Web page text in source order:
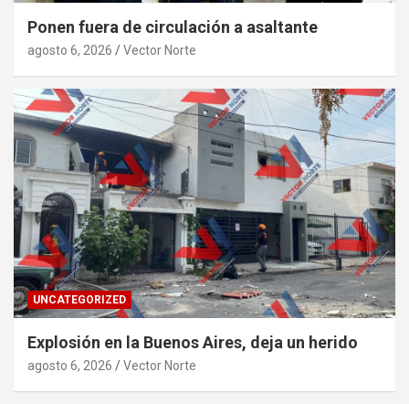
Ponen fuera de circulación a asaltante
agosto 6, 2026 Vector Norte
UNCATEGORIZED
Explosión en la Buenos Aires, deja un herido
agosto 6, 2026 Vector Norte